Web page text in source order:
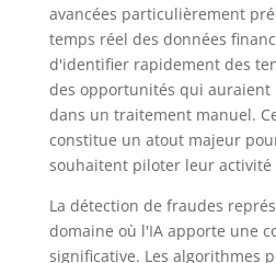
avancées particulièrement
temps réel des données
d'identifier rapidement des
des opportunités qui auraient
dans un traitement manuel.
constitue un atout majeur
souhaitent piloter leur activité
La détection de fraudes
domaine où l'IA apporte une
significative. Les algorithmes